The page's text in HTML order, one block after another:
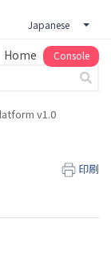
Japanese
Home Console
v1.0
印刷